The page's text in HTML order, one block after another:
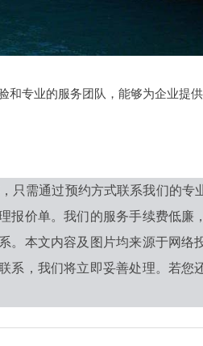
和专业的服务团队，能够为企业提
只需通过预约方式联系我们的专
报价单。我们的服务手续费低廉
。本文内容及图片均来源于网络
系，我们将立即妥善处理。若您